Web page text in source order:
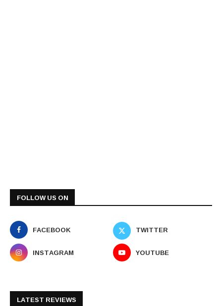
FOLLOW US ON
FACEBOOK
TWITTER
INSTAGRAM
YOUTUBE
LATEST REVIEWS